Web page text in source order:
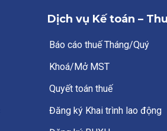
Dịch vụ Kế toán –
Báo cáo thuế Tháng/Quý
Khoá/Mở MST
Quyết toán thuế
Đăng ký Khai trình lao động